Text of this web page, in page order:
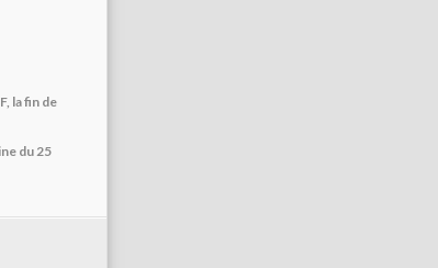
la fin de
du 25